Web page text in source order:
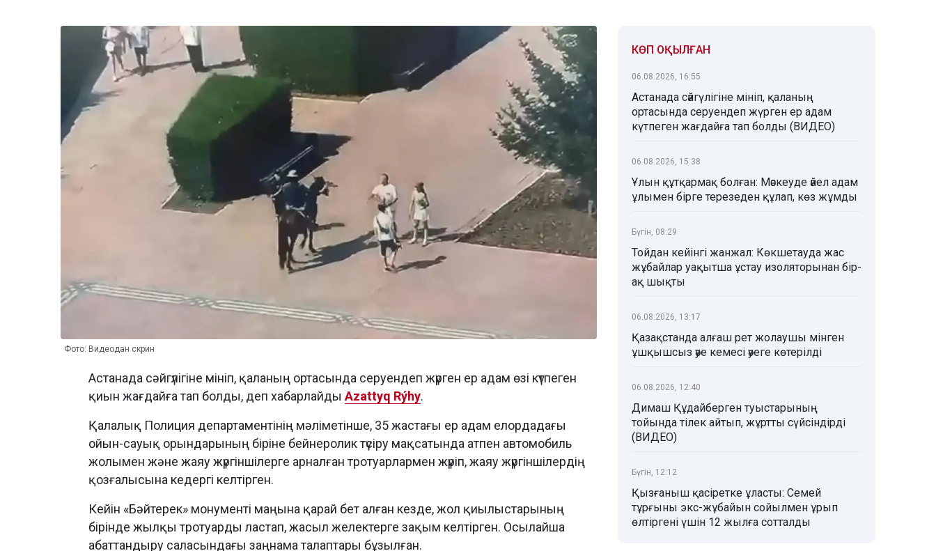
Фото: Видеодан скрин
Астанада сәйгүлігіне мініп, қаланың ортасында серуендеп жүрген ер адам өзі күтпеген
қиын жағдайға тап болды, деп хабарлайды Azattyq Rýhy.
Қалалық Полиция департаментінің мәліметінше, 35 жастағы ер адам елордадағы
ойын-сауық орындарының біріне бейнеролик түсіру мақсатында атпен автомобиль
жолымен және жаяу жүргіншілерге арналған тротуарлармен жүріп, жаяу жүргіншілердің
қозғалысына кедергі келтірген.
Кейін «Бәйтерек» монументі маңына қарай бет алған кезде, жол қиылыстарының
бірінде жылқы тротуарды ластап, жасыл желектерге зақым келтірген. Осылайша
абаттандыру саласындағы заңнама талаптары бұзылған.
КӨП ОҚЫЛҒАН
06.08.2026, 16:55
Астанада сәйгүлігіне мініп, қаланың
ортасында серуендеп жүрген ер адам
күтпеген жағдайға тап болды (ВИДЕО)
06.08.2026, 15:38
Ұлын құтқармақ болған: Мәскеуде әйел адам
ұлымен бірге терезеден құлап, көз жұмды
Бүгін, 08:29
Тойдан кейінгі жанжал: Көкшетауда жас
жұбайлар уақытша ұстау изоляторынан бір-
ақ шықты
06.08.2026, 13:17
Қазақстанда алғаш рет жолаушы мінген
ұшқышсыз әуе кемесі әуеге көтерілді
06.08.2026, 12:40
Димаш Құдайберген туыстарының
тойында тілек айтып, жұртты сүйсіндірді
(ВИДЕО)
Бүгін, 12:12
Қызғаныш қасіретке ұласты: Семей
тұрғыны экс-жұбайын сойылмен ұрып
өлтіргені үшін 12 жылға сотталды